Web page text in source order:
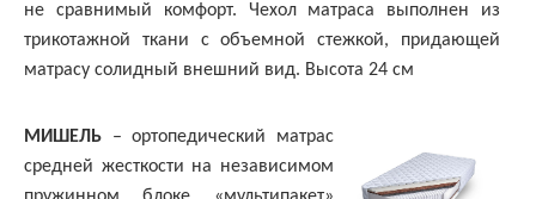
не сравнимый комфорт. Чехол матраса выполнен из
трикотажной ткани с объемной стежкой, придающей
матрасу солидный внешний вид. Высота 24 см
МИШЕЛЬ – ортопедический матрас
средней жесткости на независимом